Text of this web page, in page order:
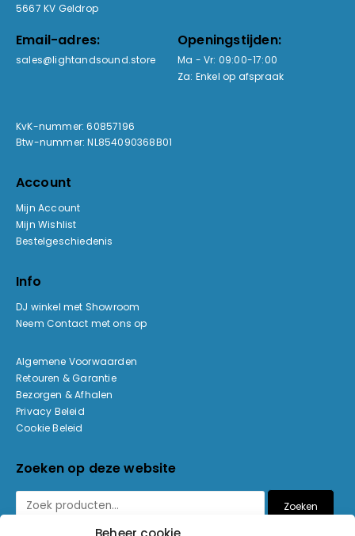
5667 KV Geldrop
Email-adres:
sales@lightandsound.store
Openingstijden:
Ma - Vr: 09:00-17:00
Za: Enkel op afspraak
KvK-nummer: 60857196
Btw-nummer: NL854090368B01
Account
Mijn Account
Mijn Wishlist
Bestelgeschiedenis
Info
DJ winkel met Showroom
Neem Contact met ons op
Algemene Voorwaarden
Retouren & Garantie
Bezorgen & Afhalen
Privacy Beleid
Cookie Beleid
Zoeken op deze website
Zoeken